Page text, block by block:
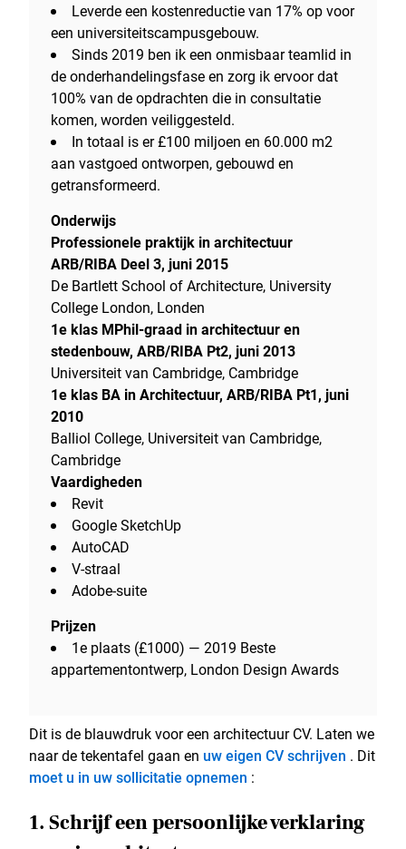
Leverde een kostenreductie van 17% op voor
een universiteitscampusgebouw.
Sinds 2019 ben ik een onmisbaar teamlid in
de onderhandelingsfase en zorg ik ervoor dat
100% van de opdrachten die in consultatie
komen, worden veiliggesteld.
In totaal is er £100 miljoen en 60.000 m2
aan vastgoed ontworpen, gebouwd en
getransformeerd.
Onderwijs
Professionele praktijk in architectuur
ARB/RIBA Deel 3, juni 2015
De Bartlett School of Architecture, University
College London, Londen
1e klas MPhil-graad in architectuur en
stedenbouw, ARB/RIBA Pt2, juni 2013
Universiteit van Cambridge, Cambridge
1e klas BA in Architectuur, ARB/RIBA Pt1, juni
2010
Balliol College, Universiteit van Cambridge,
Cambridge
Vaardigheden
Revit
Google SketchUp
AutoCAD
V-straal
Adobe-suite
Prijzen
1e plaats (£1000) — 2019 Beste
appartementontwerp, London Design Awards
Dit is de blauwdruk voor een architectuur CV. Laten we
naar de tekentafel gaan en uw eigen CV schrijven . Dit
moet u in uw sollicitatie opnemen :
1. Schrijf een persoonlijke verklaring